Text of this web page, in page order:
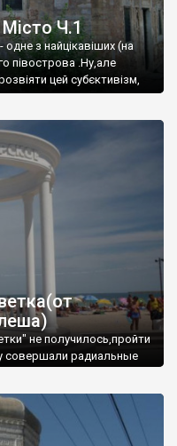
Ч.1
з найцікавіших (на
півострова .Ну,але
цей субєктивізм,
не получилось,пройти
совершали радиальные